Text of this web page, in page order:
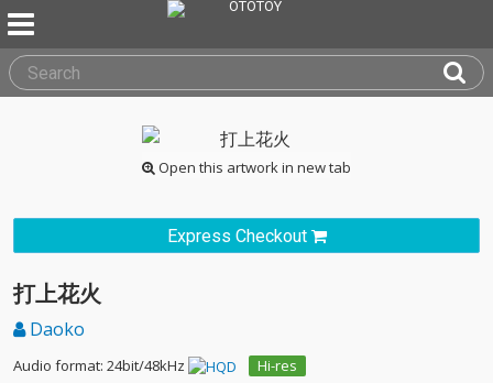
Open this artwork in new tab
Express Checkout
打上花火
Daoko
Audio format: 24bit/48kHz
Hi-res